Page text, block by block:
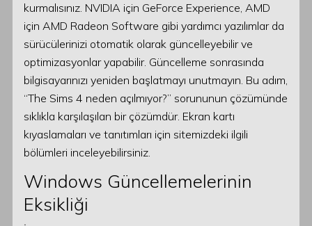
kurmalısınız. NVIDIA için GeForce Experience, AMD
için AMD Radeon Software gibi yardımcı yazılımlar da
sürücülerinizi otomatik olarak güncelleyebilir ve
optimizasyonlar yapabilir. Güncelleme sonrasında
bilgisayarınızı yeniden başlatmayı unutmayın. Bu adım,
“The Sims 4 neden açılmıyor?” sorununun çözümünde
sıklıkla karşılaşılan bir çözümdür. Ekran kartı
kıyaslamaları ve tanıtımları için sitemizdeki ilgili
bölümleri inceleyebilirsiniz.
Windows Güncellemelerinin
Eksikliği